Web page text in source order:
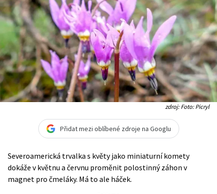
zdroj: Foto: Picryl
Přidat mezi oblíbené zdroje na Googlu
Severoamerická trvalka s květy jako miniaturní komety
dokáže v květnu a červnu proměnit polostinný záhon v
magnet pro čmeláky. Má to ale háček.